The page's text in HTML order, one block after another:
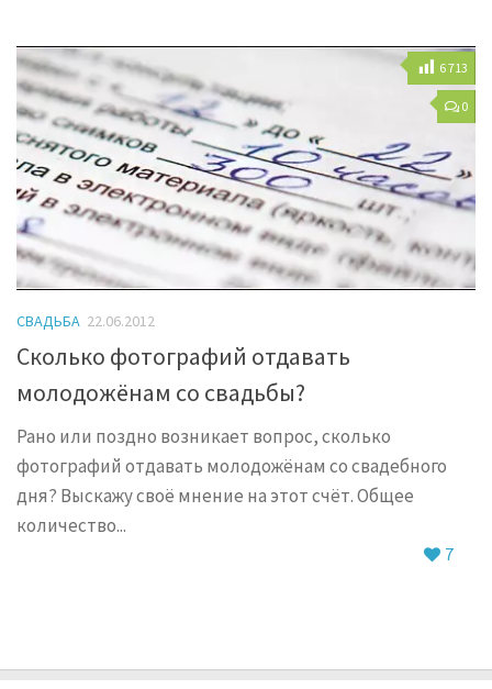
0
6 713
СВАДЬБА 22.06.2012
Сколько фотографий отдавать
молодожёнам со свадьбы?
Рано или поздно возникает вопрос, сколько
фотографий отдавать молодожёнам со свадебного
дня? Выскажу своё мнение на этот счёт. Общее
количество...
7